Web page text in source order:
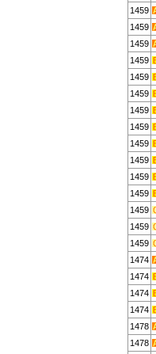
1459
1459
1459
1459
1459
1459
1459
1459
1459
1459
1459
1459
1459
1459
1459
1474
1474
1474
1474
1478
1478